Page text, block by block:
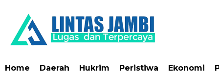
Home Daerah Hukrim Peristiwa Ekonomi